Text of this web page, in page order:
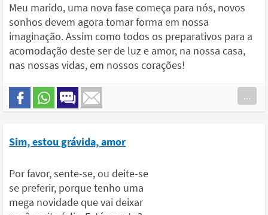
Meu marido, uma nova fase começa para nós, novos
sonhos devem agora tomar forma em nossa
imaginação. Assim como todos os preparativos para a
acomodação deste ser de luz e amor, na nossa casa,
nas nossas vidas, em nossos corações!
...
Sim, estou grávida, amor
Por favor, sente-se, ou deite-se
se preferir, porque tenho uma
mega novidade que vai deixar